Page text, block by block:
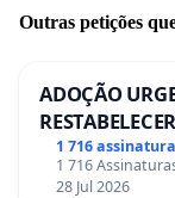
Outras petições
ADOÇÃO
1 716
1 716
28 Jul 2026